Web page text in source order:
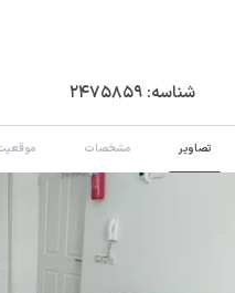
شناسه: 2475859
تصاویر مشخصات